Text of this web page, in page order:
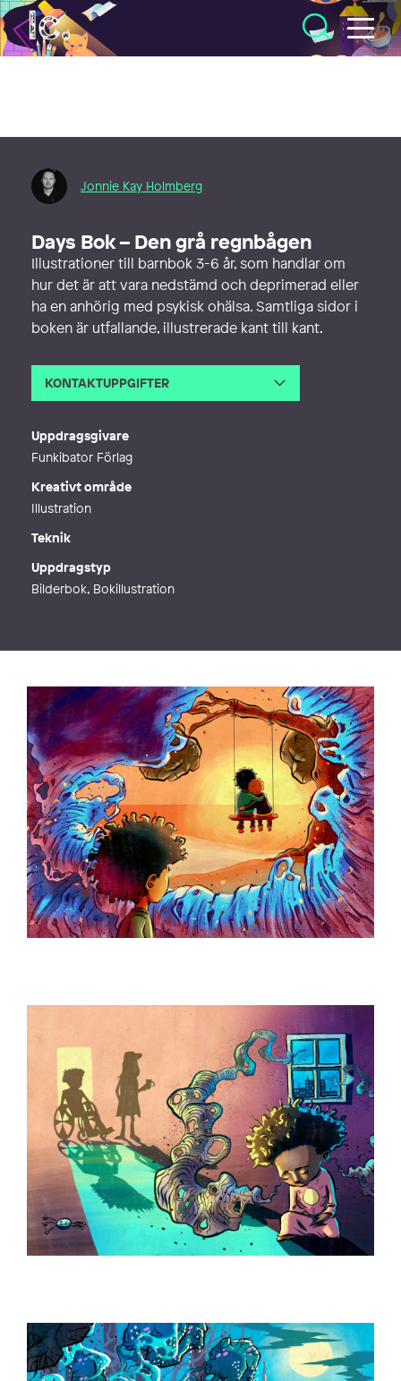
Illustratörcentrum
Jonnie Kay Holmberg
Days Bok – Den grå regnbågen
Illustrationer till barnbok 3-6 år, som handlar om
hur det är att vara nedstämd och deprimerad eller
ha en anhörig med psykisk ohälsa. Samtliga sidor i
boken är utfallande, illustrerade kant till kant.
KONTAKTUPPGIFTER
Uppdragsgivare
Funkibator Förlag
Kreativt område
Illustration
Teknik
Uppdragstyp
Bilderbok, Bokillustration